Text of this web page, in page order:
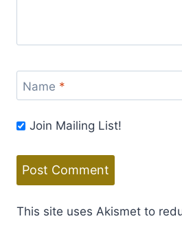
Name *
Join Mailing List!
This site uses Akismet to